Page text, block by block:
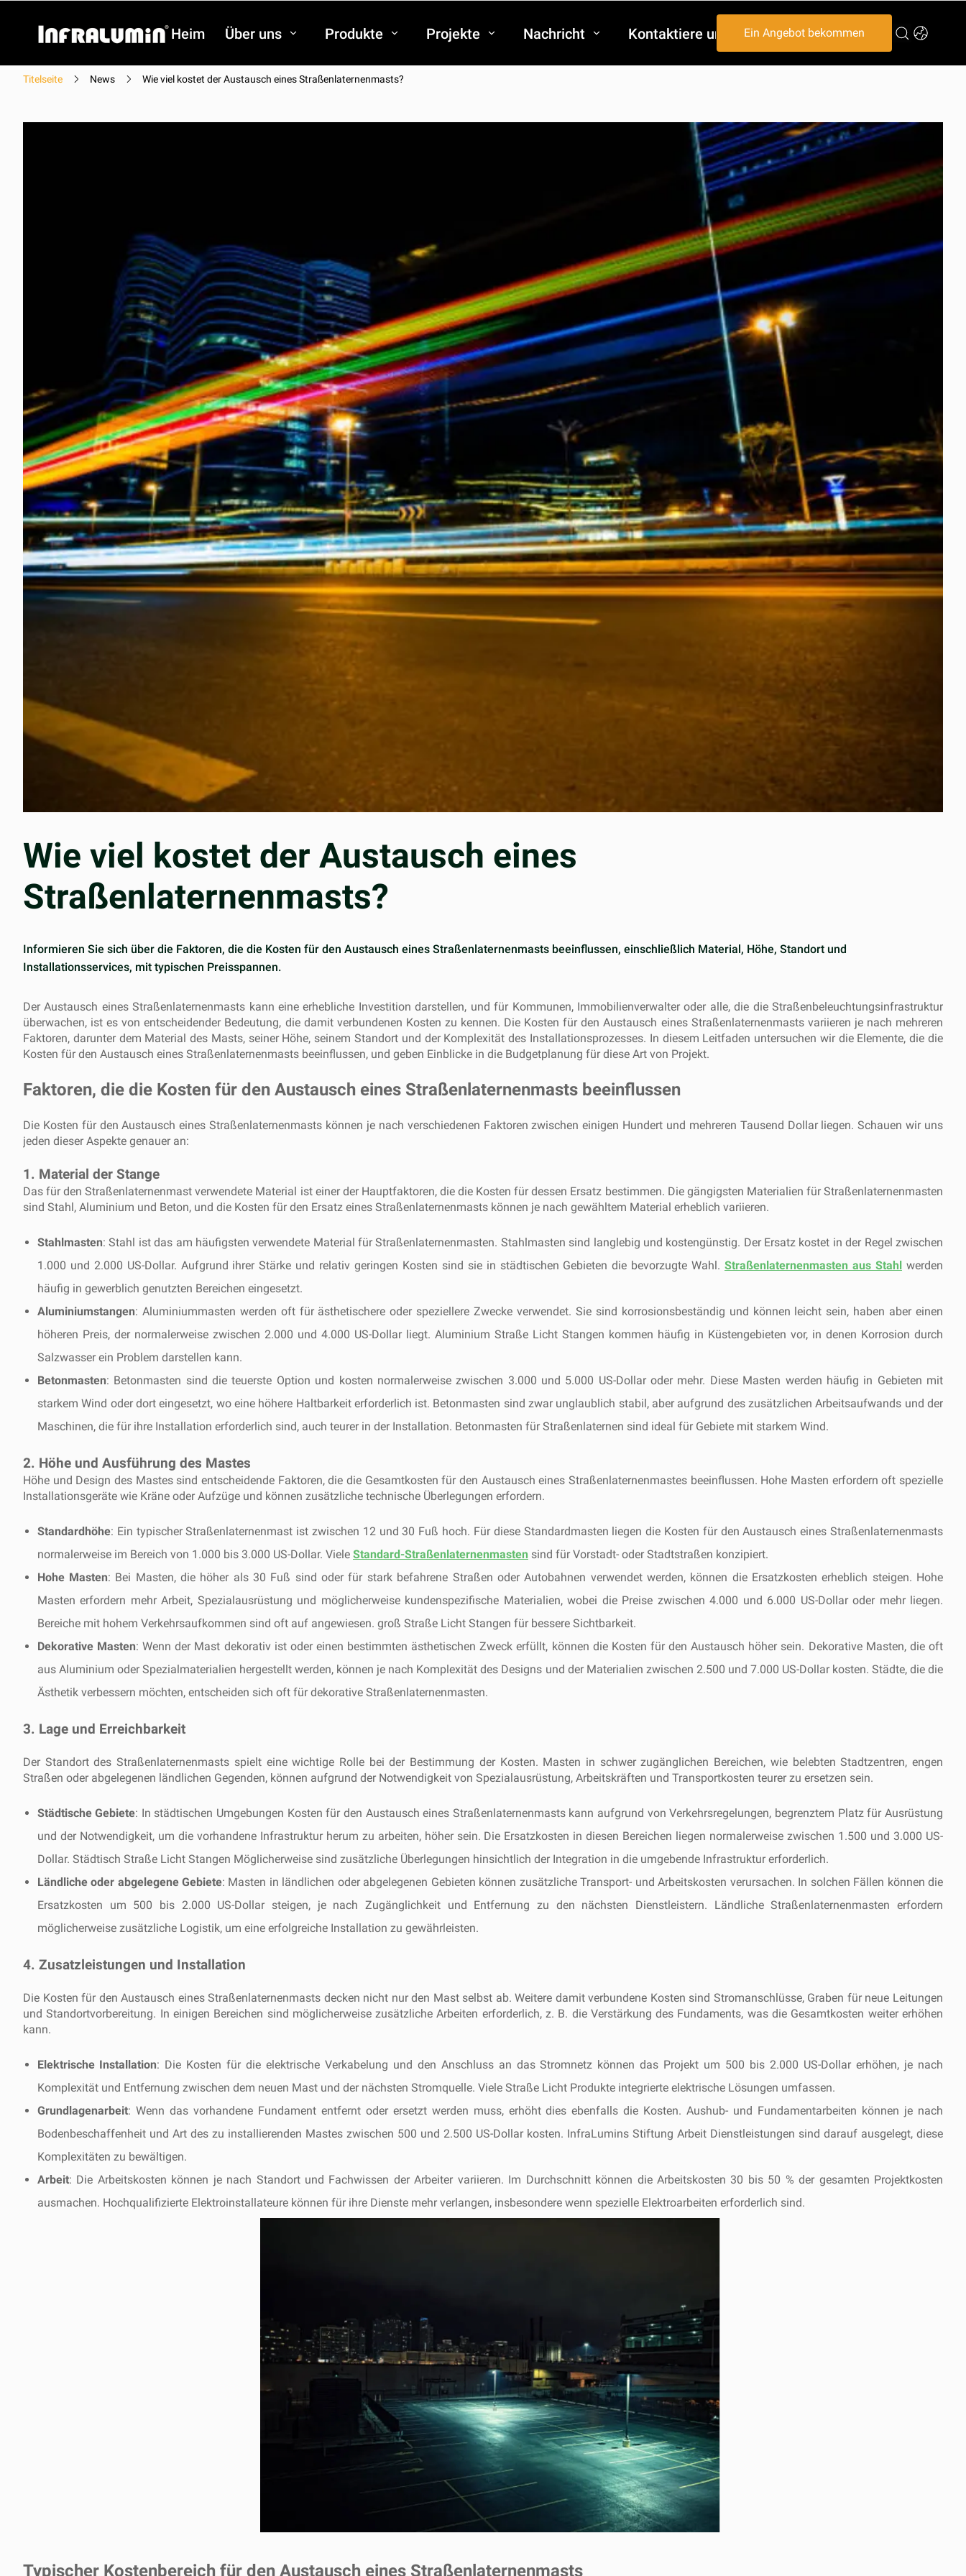
Heim Über uns Produkte Projekte Nachricht Kontaktiere uns Ein Angebot bekommen
Titelseite News Wie viel kostet der Austausch eines Straßenlaternenmasts?
Wie viel kostet der Austausch eines
Straßenlaternenmasts?
Informieren Sie sich über die Faktoren, die die Kosten für den Austausch eines Straßenlaternenmasts beeinflussen, einschließlich Material, Höhe, Standort und
Installationsservices, mit typischen Preisspannen.
Der Austausch eines Straßenlaternenmasts kann eine erhebliche Investition darstellen, und für Kommunen, Immobilienverwalter oder alle, die die Straßenbeleuchtungsinfrastruktur
überwachen, ist es von entscheidender Bedeutung, die damit verbundenen Kosten zu kennen. Die Kosten für den Austausch eines Straßenlaternenmasts variieren je nach mehreren
Faktoren, darunter dem Material des Masts, seiner Höhe, seinem Standort und der Komplexität des Installationsprozesses. In diesem Leitfaden untersuchen wir die Elemente, die die
Kosten für den Austausch eines Straßenlaternenmasts beeinflussen, und geben Einblicke in die Budgetplanung für diese Art von Projekt.
Faktoren, die die Kosten für den Austausch eines Straßenlaternenmasts beeinflussen
Die Kosten für den Austausch eines Straßenlaternenmasts können je nach verschiedenen Faktoren zwischen einigen Hundert und mehreren Tausend Dollar liegen. Schauen wir uns
jeden dieser Aspekte genauer an:
1. Material der Stange
Das für den Straßenlaternenmast verwendete Material ist einer der Hauptfaktoren, die die Kosten für dessen Ersatz bestimmen. Die gängigsten Materialien für Straßenlaternenmasten
sind Stahl, Aluminium und Beton, und die Kosten für den Ersatz eines Straßenlaternenmasts können je nach gewähltem Material erheblich variieren.
Stahlmasten: Stahl ist das am häufigsten verwendete Material für Straßenlaternenmasten. Stahlmasten sind langlebig und kostengünstig. Der Ersatz kostet in der Regel zwischen
1.000 und 2.000 US-Dollar. Aufgrund ihrer Stärke und relativ geringen Kosten sind sie in städtischen Gebieten die bevorzugte Wahl. Straßenlaternenmasten aus Stahl werden
häufig in gewerblich genutzten Bereichen eingesetzt.
Aluminiumstangen: Aluminiummasten werden oft für ästhetischere oder speziellere Zwecke verwendet. Sie sind korrosionsbeständig und können leicht sein, haben aber einen
höheren Preis, der normalerweise zwischen 2.000 und 4.000 US-Dollar liegt. Aluminium Straße Licht Stangen kommen häufig in Küstengebieten vor, in denen Korrosion durch
Salzwasser ein Problem darstellen kann.
Betonmasten: Betonmasten sind die teuerste Option und kosten normalerweise zwischen 3.000 und 5.000 US-Dollar oder mehr. Diese Masten werden häufig in Gebieten mit
starkem Wind oder dort eingesetzt, wo eine höhere Haltbarkeit erforderlich ist. Betonmasten sind zwar unglaublich stabil, aber aufgrund des zusätzlichen Arbeitsaufwands und der
Maschinen, die für ihre Installation erforderlich sind, auch teurer in der Installation. Betonmasten für Straßenlaternen sind ideal für Gebiete mit starkem Wind.
2. Höhe und Ausführung des Mastes
Höhe und Design des Mastes sind entscheidende Faktoren, die die Gesamtkosten für den Austausch eines Straßenlaternenmastes beeinflussen. Hohe Masten erfordern oft spezielle
Installationsgeräte wie Kräne oder Aufzüge und können zusätzliche technische Überlegungen erfordern.
Standardhöhe: Ein typischer Straßenlaternenmast ist zwischen 12 und 30 Fuß hoch. Für diese Standardmasten liegen die Kosten für den Austausch eines Straßenlaternenmasts
normalerweise im Bereich von 1.000 bis 3.000 US-Dollar. Viele Standard-Straßenlaternenmasten sind für Vorstadt- oder Stadtstraßen konzipiert.
Hohe Masten: Bei Masten, die höher als 30 Fuß sind oder für stark befahrene Straßen oder Autobahnen verwendet werden, können die Ersatzkosten erheblich steigen. Hohe
Masten erfordern mehr Arbeit, Spezialausrüstung und möglicherweise kundenspezifische Materialien, wobei die Preise zwischen 4.000 und 6.000 US-Dollar oder mehr liegen.
Bereiche mit hohem Verkehrsaufkommen sind oft auf angewiesen. groß Straße Licht Stangen für bessere Sichtbarkeit.
Dekorative Masten: Wenn der Mast dekorativ ist oder einen bestimmten ästhetischen Zweck erfüllt, können die Kosten für den Austausch höher sein. Dekorative Masten, die oft
aus Aluminium oder Spezialmaterialien hergestellt werden, können je nach Komplexität des Designs und der Materialien zwischen 2.500 und 7.000 US-Dollar kosten. Städte, die die
Ästhetik verbessern möchten, entscheiden sich oft für dekorative Straßenlaternenmasten.
3. Lage und Erreichbarkeit
Der Standort des Straßenlaternenmasts spielt eine wichtige Rolle bei der Bestimmung der Kosten. Masten in schwer zugänglichen Bereichen, wie belebten Stadtzentren, engen
Straßen oder abgelegenen ländlichen Gegenden, können aufgrund der Notwendigkeit von Spezialausrüstung, Arbeitskräften und Transportkosten teurer zu ersetzen sein.
Städtische Gebiete: In städtischen Umgebungen Kosten für den Austausch eines Straßenlaternenmasts kann aufgrund von Verkehrsregelungen, begrenztem Platz für Ausrüstung
und der Notwendigkeit, um die vorhandene Infrastruktur herum zu arbeiten, höher sein. Die Ersatzkosten in diesen Bereichen liegen normalerweise zwischen 1.500 und 3.000 US-
Dollar. Städtisch Straße Licht Stangen Möglicherweise sind zusätzliche Überlegungen hinsichtlich der Integration in die umgebende Infrastruktur erforderlich.
Ländliche oder abgelegene Gebiete: Masten in ländlichen oder abgelegenen Gebieten können zusätzliche Transport- und Arbeitskosten verursachen. In solchen Fällen können die
Ersatzkosten um 500 bis 2.000 US-Dollar steigen, je nach Zugänglichkeit und Entfernung zu den nächsten Dienstleistern. Ländliche Straßenlaternenmasten erfordern
möglicherweise zusätzliche Logistik, um eine erfolgreiche Installation zu gewährleisten.
4. Zusatzleistungen und Installation
Die Kosten für den Austausch eines Straßenlaternenmasts decken nicht nur den Mast selbst ab. Weitere damit verbundene Kosten sind Stromanschlüsse, Graben für neue Leitungen
und Standortvorbereitung. In einigen Bereichen sind möglicherweise zusätzliche Arbeiten erforderlich, z. B. die Verstärkung des Fundaments, was die Gesamtkosten weiter erhöhen
kann.
Elektrische Installation: Die Kosten für die elektrische Verkabelung und den Anschluss an das Stromnetz können das Projekt um 500 bis 2.000 US-Dollar erhöhen, je nach
Komplexität und Entfernung zwischen dem neuen Mast und der nächsten Stromquelle. Viele Straße Licht Produkte integrierte elektrische Lösungen umfassen.
Grundlagenarbeit: Wenn das vorhandene Fundament entfernt oder ersetzt werden muss, erhöht dies ebenfalls die Kosten. Aushub- und Fundamentarbeiten können je nach
Bodenbeschaffenheit und Art des zu installierenden Mastes zwischen 500 und 2.500 US-Dollar kosten. InfraLumins Stiftung Arbeit Dienstleistungen sind darauf ausgelegt, diese
Komplexitäten zu bewältigen.
Arbeit: Die Arbeitskosten können je nach Standort und Fachwissen der Arbeiter variieren. Im Durchschnitt können die Arbeitskosten 30 bis 50 % der gesamten Projektkosten
ausmachen. Hochqualifizierte Elektroinstallateure können für ihre Dienste mehr verlangen, insbesondere wenn spezielle Elektroarbeiten erforderlich sind.
Typischer Kostenbereich für den Austausch eines Straßenlaternenmasts